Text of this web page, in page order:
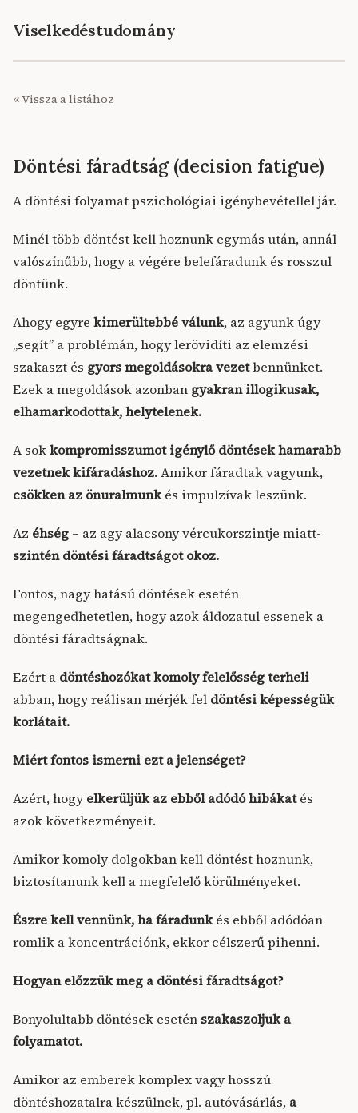
Viselkedéstudomány
« Vissza a listához
Döntési fáradtság (decision fatigue)
A döntési folyamat pszichológiai igénybevétellel jár.
Minél több döntést kell hoznunk egymás után, annál
valószínűbb, hogy a végére belefáradunk és rosszul
döntünk.
Ahogy egyre kimerültebbé válunk, az agyunk úgy
„segít” a problémán, hogy lerövidíti az elemzési
szakaszt és gyors megoldásokra vezetbennünket.
Ezek a megoldások azonban gyakran illogikusak,
elhamarkodottak, helytelenek.
A sokkompromisszumot igénylő döntések hamarabb
vezetnek kifáradáshoz. Amikor fáradtak vagyunk,
csökken az önuralmunkés impulzívak leszünk.
Az éhség – az agy alacsony vércukorszintje miatt-
szintén döntési fáradtságot okoz.
Fontos, nagy hatású döntések esetén
megengedhetetlen, hogy azok áldozatul essenek a
döntési fáradtságnak.
Ezért a döntéshozókat komoly felelősség terheli
abban, hogy reálisan mérjék fel döntési képességük
korlátait.
Miért fontos ismerni ezt a jelenséget?
Azért, hogyelkerüljük az ebből adódó hibákatés
azok következményeit.
Amikor komoly dolgokban kell döntést hoznunk,
biztosítanunk kell a megfelelő körülményeket.
Észre kell vennünk, ha fáradunkés ebből adódóan
romlik a koncentrációnk, ekkor célszerű pihenni.
Hogyan előzzük meg a döntési fáradtságot?
Bonyolultabb döntések esetén szakaszoljuk a
folyamatot.
Amikor az emberek komplex vagy hosszú
döntéshozatalra készülnek, pl. autóvásárlás, a